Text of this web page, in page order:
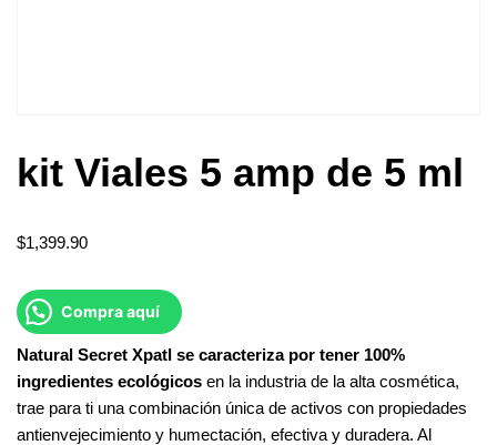
kit Viales 5 amp de 5 ml
$1,399.90
Compra aquí
Natural Secret Xpatl se caracteriza por tener 100%
ingredientes ecológicos en la industria de la alta cosmética,
trae para ti una combinación única de activos con propiedades
antienvejecimiento y humectación, efectiva y duradera. Al